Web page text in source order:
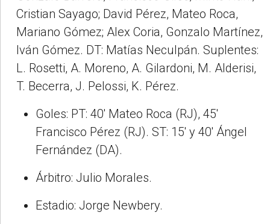
Cristian Sayago; David Pérez, Mateo Roca,
Mariano Gómez; Alex Coria, Gonzalo Martínez,
Iván Gómez. DT: Matías Neculpán. Suplentes:
L. Rosetti, A. Moreno, A. Gilardoni, M. Alderisi,
T. Becerra, J. Pelossi, K. Pérez.
Goles: PT: 40' Mateo Roca (RJ), 45'
Francisco Pérez (RJ). ST: 15' y 40' Ángel
Fernández (DA).
Árbitro: Julio Morales.
Estadio: Jorge Newbery.